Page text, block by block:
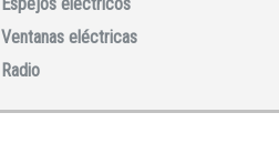
Ventanas eléctricas
Radio